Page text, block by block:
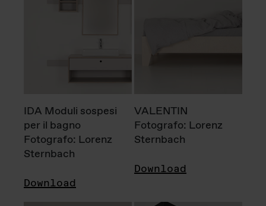
IDA Moduli sospesi
per il bagno
Fotografo: Lorenz
Sternbach
Download
VALENTIN
Fotografo: Lorenz
Sternbach
Download